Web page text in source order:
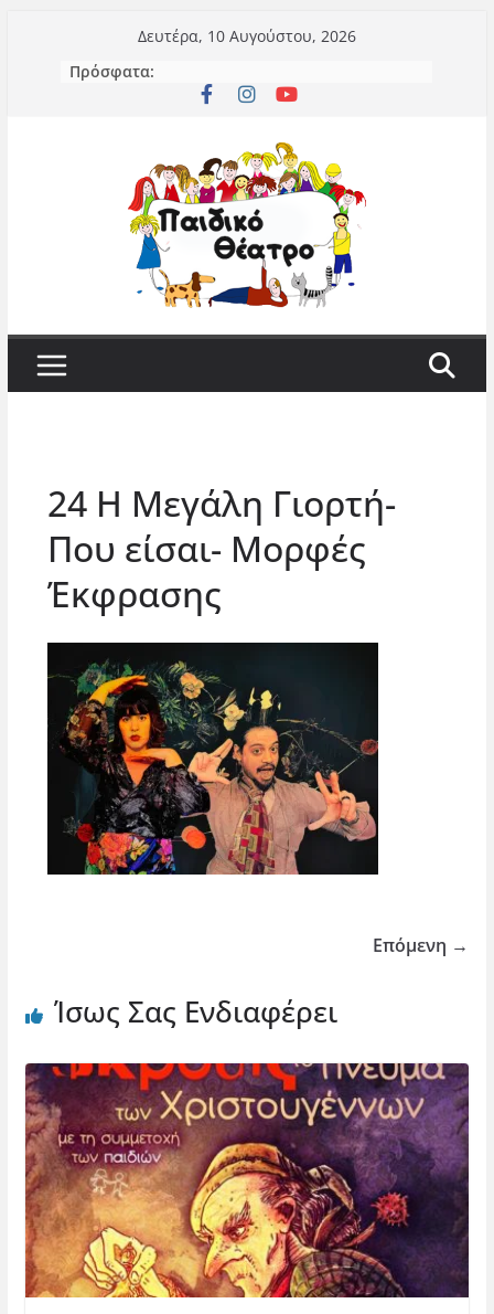
περιεχόμενο
Δευτέρα, 10 Αυγούστου, 2026
Πρόσφατα:
24 Η Μεγάλη Γιορτή-
Που είσαι- Μορφές
Έκφρασης
Επόμενη →
Ίσως Σας Ενδιαφέρει